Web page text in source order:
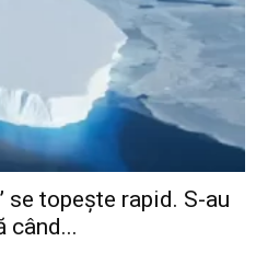
se topește rapid. S-au
când...